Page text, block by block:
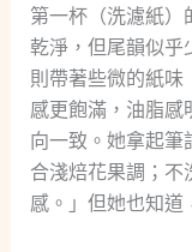
第一杯（洗濾紙）
乾淨，但尾韻似乎
則帶著些微的紙味
感更飽滿，油脂感
向一致。她拿起
合淺焙花果調；
感。」但她也知道